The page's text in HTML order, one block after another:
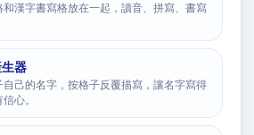
和漢字書寫格放在一起，讀音、拼寫、書寫
器
自己的名字，按格子反覆描寫，讓名字寫得
心。